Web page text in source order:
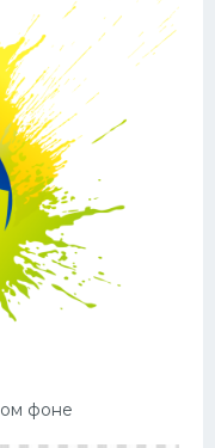
фоне